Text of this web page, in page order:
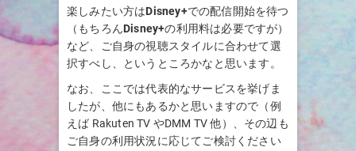
楽しみたい方はDisney+での配信開始を待つ
（もちろんDisney+の利用料は必要ですが）
など、ご自身の視聴スタイルに合わせて選
択すべし、というところかなと思います。
なお、ここでは代表的なサービスを挙げま
したが、他にもあるかと思いますので（例
えば Rakuten TV やDMM TV 他）、その辺も
ご自身の利用状況に応じてご検討ください